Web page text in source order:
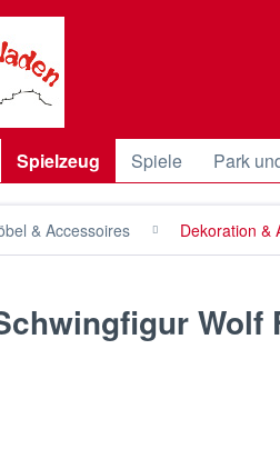
Spielzeug Spiele Park
& Accessoires Dekoration &
Wolf